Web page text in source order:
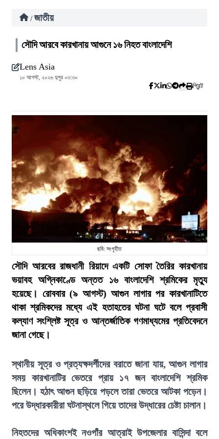
/ জাতীয়
সৌদি আরবে কারখানায় আগুনে ১৬ নিহত বাংলাদেশি
Lens Asia
১০ আগস্ট, ২০২৬ দুপুর ০৩:৩০
প্রিন্ট
ছবি: সংগৃহীত
সৌদি আরবের রাজধানী রিয়াদে একটি সোফা তৈরির কারখানায়
ভয়াবহ অগ্নিকাণ্ডে অন্তত ১৬ বাংলাদেশি শ্রমিকের মৃত্যু
হয়েছে। রোববার (৯ আগস্ট) আগুন লাগার পর কারখানাটিতে
থাকা শ্রমিকদের মধ্যে এই হতাহতের ঘটনা ঘটে বলে প্রবাসী
কল্যাণ সংশ্লিষ্ট সূত্র ও আন্তর্জাতিক গণমাধ্যমের প্রতিবেদনে
জানা গেছে।
স্থানীয় সূত্র ও প্রত্যক্ষদর্শীদের বরাতে জানা যায়, আগুন লাগার
সময় কারখানাটির ভেতরে প্রায় ১৭ জন বাংলাদেশি শ্রমিক
ছিলেন। হঠাৎ আগুন ছড়িয়ে পড়লে তারা ভেতরে আটকা পড়েন।
পরে উদ্ধারকারীরা ঘটনাস্থলে গিয়ে তাদের উদ্ধারের চেষ্টা চালান।
নিহতদের অধিকাংশই নওগাঁর আত্রাই উপজেলার বাসিন্দা বলে